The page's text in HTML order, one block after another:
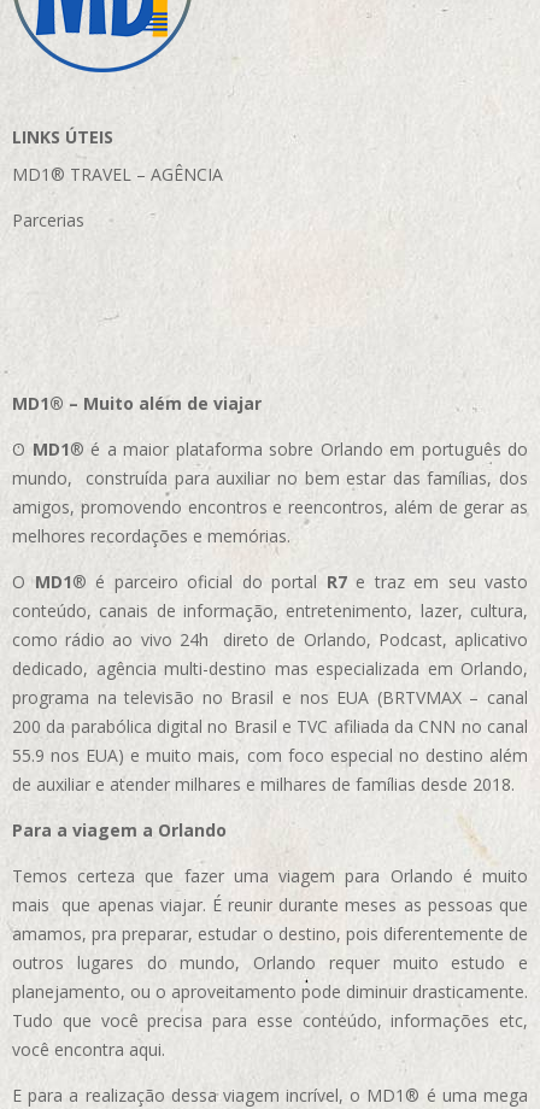
LINKS ÚTEIS
MD1® TRAVEL – AGÊNCIA
Parcerias
MD1® – Muito além de viajar
O MD1® é a maior plataforma sobre Orlando em português do
mundo, construída para auxiliar no bem estar das famílias, dos
amigos, promovendo encontros e reencontros, além de gerar as
melhores recordações e memórias.
OMD1® é parceiro oficial do portal R7e traz em seu vasto
conteúdo, canais de informação, entretenimento, lazer, cultura,
como rádio ao vivo 24h direto de Orlando, Podcast, aplicativo
dedicado, agência multi-destino mas especializada em Orlando,
programa na televisão no Brasil e nos EUA (BRTVMAX – canal
200 da parabólica digital no Brasil e TVC afiliada da CNN no canal
55.9 nos EUA) e muito mais, com foco especial no destino além
de auxiliar e atender milhares e milhares de famílias desde 2018.
Para a viagem a Orlando
Temos certeza que fazer uma viagem para Orlando é muito
mais que apenas viajar. É reunir durante meses as pessoas que
amamos, pra preparar, estudar o destino, pois diferentemente de
outros lugares do mundo, Orlando requer muito estudo e
planejamento, ou o aproveitamento pode diminuir drasticamente.
Tudo que você precisa para esse conteúdo, informações etc,
você encontra aqui.
E para a realização dessa viagem incrível, o MD1® é uma mega